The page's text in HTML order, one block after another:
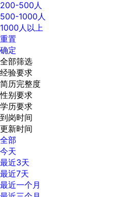
200-500人
500-1000人
1000人以上
重置
确定
全部筛选
经验要求
简历完整度
性别要求
学历要求
到岗时间
更新时间
全部
今天
最近3天
最近7天
最近一个月